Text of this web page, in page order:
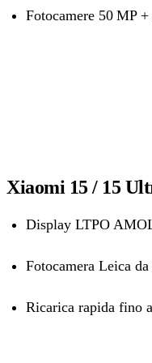
Fotocamere 50 MP
Xiaomi 15 / 15
Display LTPO
Fotocamera Leica
Ricarica rapida fino